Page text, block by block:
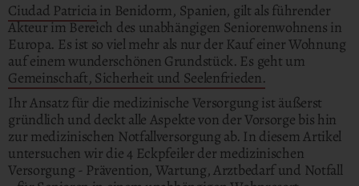
Ciudad Patriciain Benidorm, Spanien, gilt als führender
Akteur im Bereich des unabhängigen Seniorenwohnens in
Europa. Es ist so viel mehr als nur der Kauf einer Wohnung
auf einem wunderschönen Grundstück. Es geht um
Gemeinschaft, Sicherheit und Seelenfrieden.
Ihr Ansatz für die medizinische Versorgung ist äußerst
gründlich und deckt alle Aspekte von der Vorsorge bis hin
zur medizinischen Notfallversorgung ab. In diesem Artikel
untersuchen wir die 4 Eckpfeiler der medizinischen
Versorgung - Prävention, Wartung, Arztbedarf und Notfall